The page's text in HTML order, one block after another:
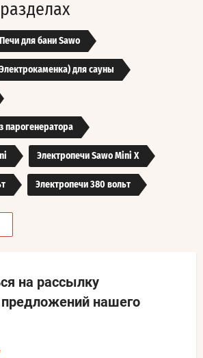
Печи для бани Sawo
для сауны
парогенератора
Электропечи Sawo Mini X
Электропечи 380 вольт
на рассылку
нашего